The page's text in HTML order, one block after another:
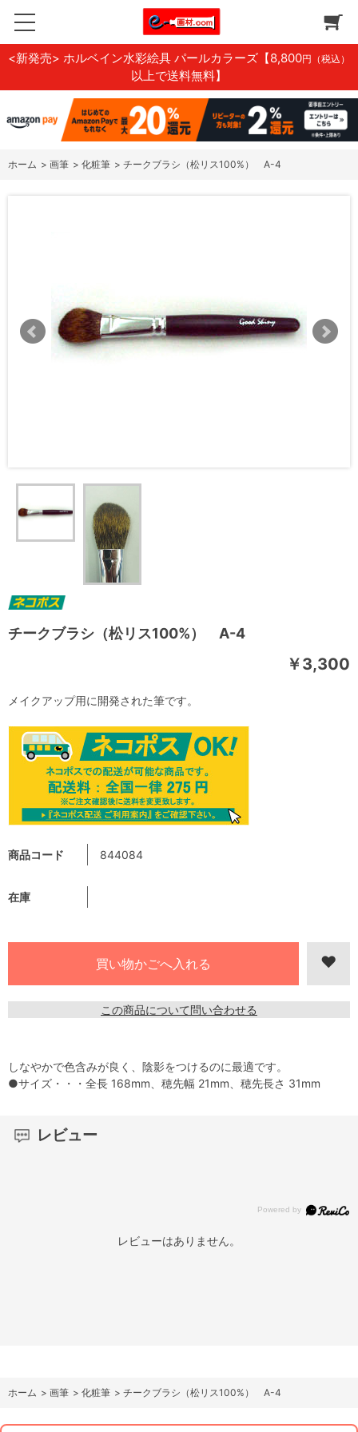
<新発売> ホルベイン水彩絵具 パールカラーズ 【8,800円（税込）
以上で送料無料】
ホーム > 画筆 > 化粧筆 > チークブラシ（松リス100%） A-4
チークブラシ（松リス100%） A-4
￥3,300
商品コード 844084
在庫
この商品について問い合わせる
メイクアップ用に開発された筆です。
しなやかで色含みが良く、陰影をつけるのに最適です。
●サイズ・・・全長 168mm、穂先幅 21mm、穂先長さ 31mm
レビュー
レビューはありません。
ホーム > 画筆 > 化粧筆 > チークブラシ（松リス100%） A-4